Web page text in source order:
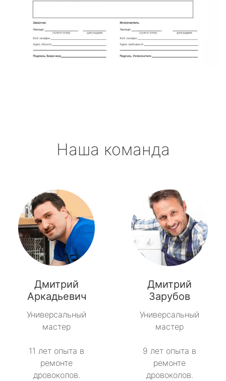
Наша команда
Дмитрий
Аркадьевич
Универсальный
мастер
11 лет опыта в
ремонте
дровоколов.
Дмитрий
Зарубов
Универсальный
мастер
9 лет опыта в
ремонте
дровоколов.